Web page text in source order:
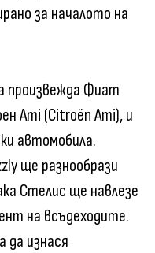
за началото на
произвежда Фиат
Ami (Citroën Ami), и
автомобила.
ще разнообрази
Стелис ще навлезе
на всъдеходите.
да изнася